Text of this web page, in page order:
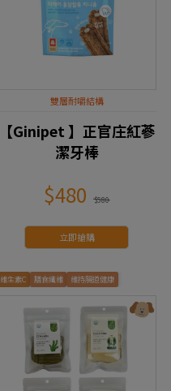
雙層耐嚼結構
【Ginipet 】正官庄紅蔘
潔牙棒
$480 $580
立即搶購
維生素C 膳食纖維 維持腸道健康